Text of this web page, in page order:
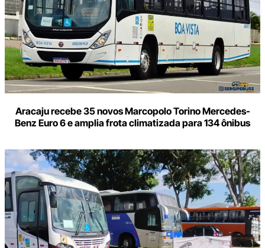
Aracaju recebe 35 novos Marcopolo Torino Mercedes-
Benz Euro 6 e amplia frota climatizada para 134 ônibus